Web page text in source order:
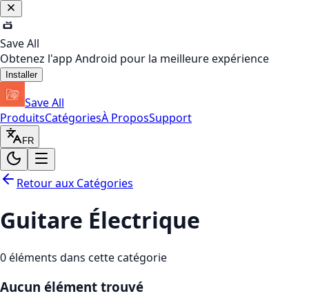
Save All
Obtenez l'app Android pour la meilleure expérience
Installer
Save All
ProduitsCatégoriesÀ ProposSupport
FR
Retour aux Catégories
Guitare Électrique
0éléments dans cette catégorie
Aucun élément trouvé